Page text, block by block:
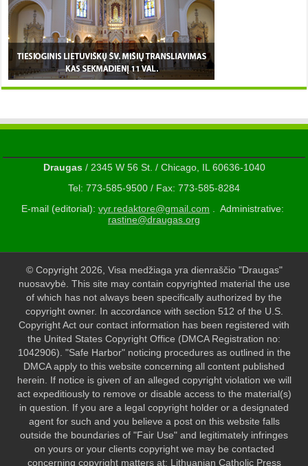
Draugas/ 2345 W 56 St. / Chicago, IL 60636-1040
Tel: 773-585-9500 / Fax: 773-585-8284
E-mail (editorial): vyr.redaktore@gmail.com . Administrative:
rastine@draugas.org
© Copyright 2026, Visa medžiaga yra dienraščio "Draugas"
nuosavybė. This site may contain copyrighted material the use
of which has not always been specifically authorized by the
copyright owner. In accordance with section 512 of the U.S.
Copyright Act our contact information has been registered with
the United States Copyright Office (DMCA Registration no:
1042906). "Safe Harbor" noticing procedures as outlined in the
DMCA apply to this website concerning all content published
herein. If notice is given of an alleged copyright violation we will
act expeditiously to remove or disable access to the material(s)
in question. If you are a legal copyright holder or a designated
agent for such and you believe a post on this website falls
outside the boundaries of "Fair Use" and legitimately infringes
on yours or your clients copyright we may be contacted
concerning copyright matters at: Lithuanian Catholic Press